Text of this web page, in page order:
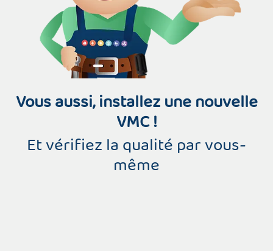
Vous aussi, installez une nouvelle
VMC !
Et vérifiez la qualité par vous-
même